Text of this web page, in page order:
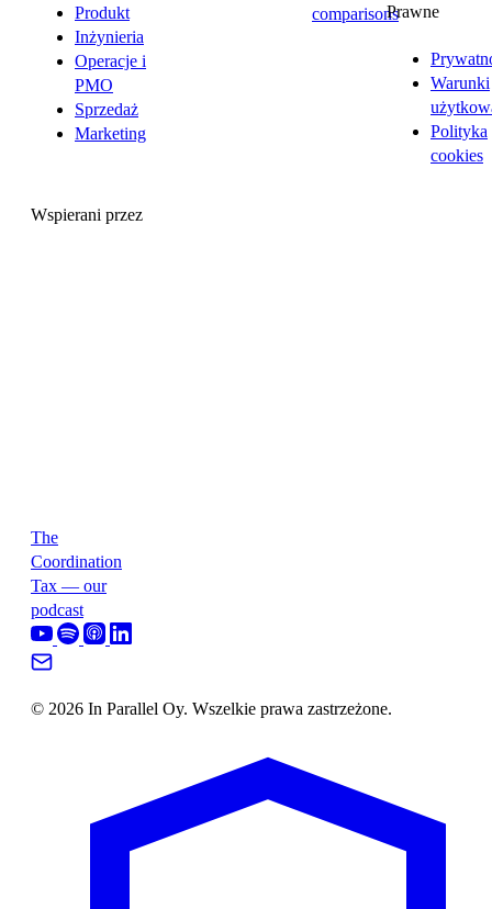
Produkt
Inżynieria
Operacje i
PMO
Sprzedaż
Marketing
comparisonsPrawne
Warunki
Polityka
cookies
Wspierani przez
The
Coordination
Tax — our
podcast
© 2026 In Parallel Oy. Wszelkie prawa zastrzeżone.